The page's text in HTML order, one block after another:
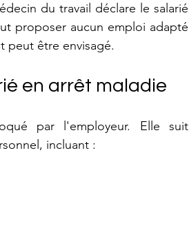
du travail déclare le salarié
proposer aucun emploi adapté
peut être envisagé.
en arrêt maladie
par l'employeur. Elle suit
incluant :